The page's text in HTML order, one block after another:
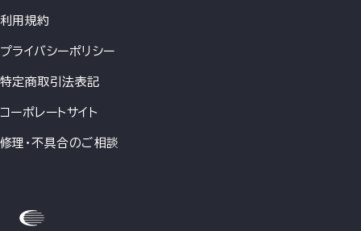
利用規約
プライバシーポリシー
特定商取引法表記
コーポレートサイト
修理・不具合のご相談